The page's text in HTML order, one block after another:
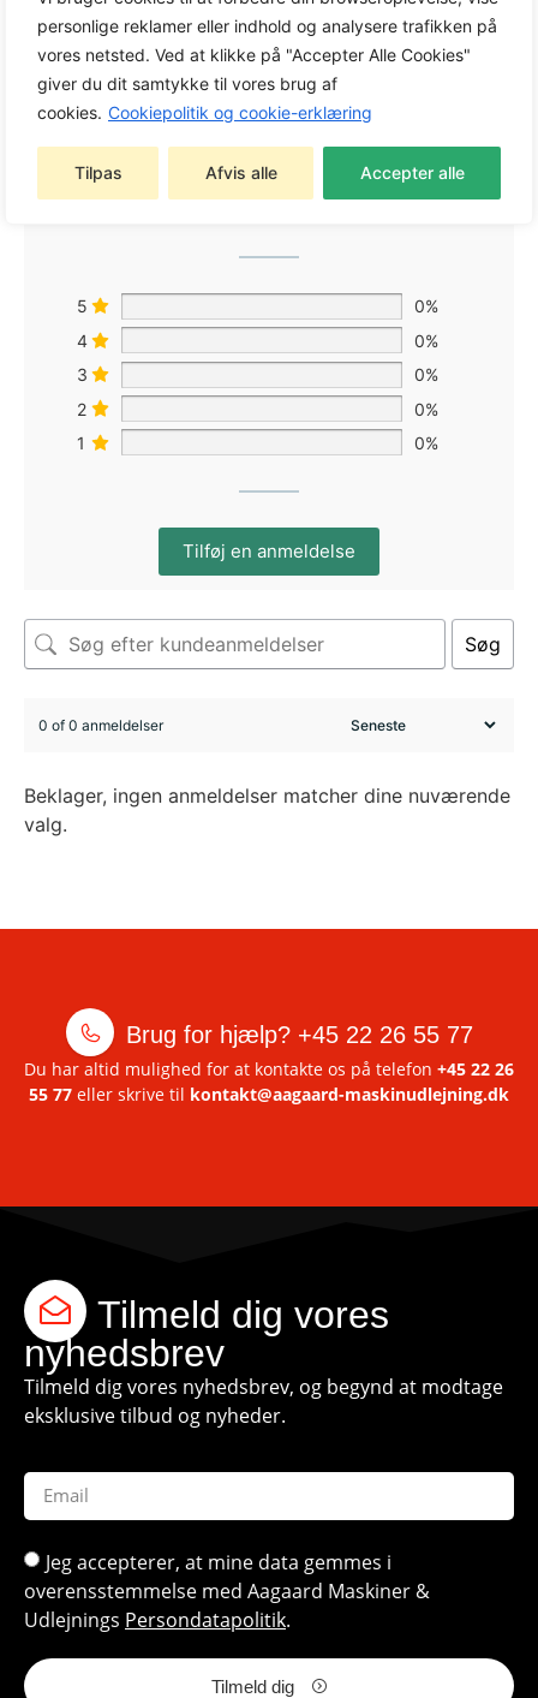
personlige reklamer eller indhold og analysere trafikken på
vores netsted. Ved at klikke på "Accepter Alle Cookies"
giver du dit samtykke til vores brug af
cookies. Cookiepolitik og cookie-erklæring
Tilpas Afvis alle Accepter alle
0,0
Baseret på 0 anmeldelser
5
0%
4
0%
3
0%
2
0%
1
0%
Tilføj en anmeldelse
Søg
0 of 0 anmeldelser
Beklager, ingen anmeldelser matcher dine nuværende
valg.
Brug for hjælp? +45 22 26 55 77
Du har altid mulighed for at kontakte os på telefon +45 22 26
55 77 eller skrive til kontakt@aagaard-maskinudlejning.dk
Tilmeld dig vores
nyhedsbrev
Tilmeld dig vores nyhedsbrev, og begynd at modtage
eksklusive tilbud og nyheder.
Jeg accepterer, at mine data gemmes i
overensstemmelse med Aagaard Maskiner &
Udlejnings Persondatapolitik.
Tilmeld dig